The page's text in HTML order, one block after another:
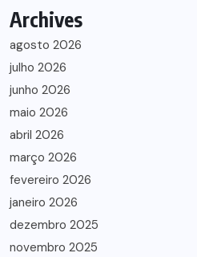
Archives
agosto 2026
julho 2026
junho 2026
maio 2026
abril 2026
março 2026
fevereiro 2026
janeiro 2026
dezembro 2025
novembro 2025